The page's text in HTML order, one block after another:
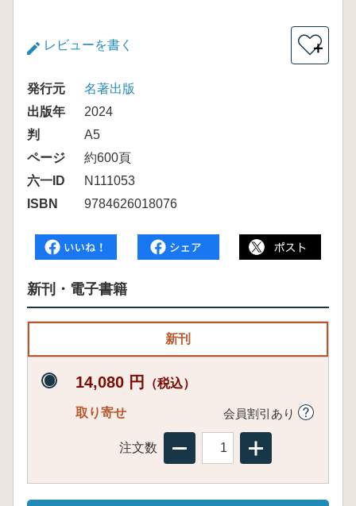
レビューを書く ＋
発行元
名著出版
出版年
2024
判
A5
ページ
約600頁
六一ID
N111053
ISBN
9784626018076
新刊・電子書籍
新刊
14,080 円 （税込）
取り寄せ 会員割引あり
注文数